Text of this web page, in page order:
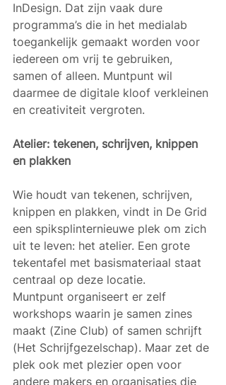
InDesign. Dat zijn vaak dure
programma’s die in het medialab
toegankelijk gemaakt worden voor
iedereen om vrij te gebruiken,
samen of alleen. Muntpunt wil
daarmee de digitale kloof verkleinen
en creativiteit vergroten.
Atelier: tekenen, schrijven, knippen
en plakken
Wie houdt van tekenen, schrijven,
knippen en plakken, vindt in De Grid
een spiksplinternieuwe plek om zich
uit te leven: het atelier. Een grote
tekentafel met basismateriaal staat
centraal op deze locatie.
Muntpunt organiseert er zelf
workshops waarin je samen zines
maakt (Zine Club) of samen schrijft
(Het Schrijfgezelschap). Maar zet de
plek ook met plezier open voor
andere makers en organisaties die